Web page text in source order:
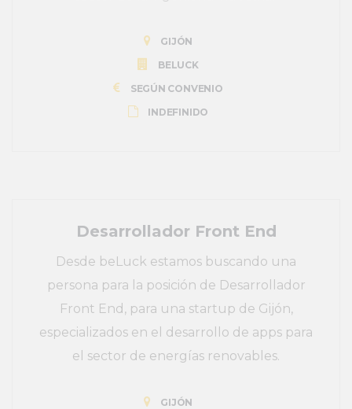
GIJÓN
BELUCK
SEGÚN CONVENIO
INDEFINIDO
Desarrollador Front End
Desde beLuck estamos buscando una
persona para la posición de Desarrollador
Front End, para una startup de Gijón,
especializados en el desarrollo de apps para
el sector de energías renovables.
GIJÓN